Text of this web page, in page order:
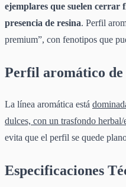
ejemplares que suelen cerrar
presencia de resina. Perfil
premium”, con fenotipos que
Perfil aromático
La línea aromática está
dulces, con un trasfondo herbal/
evita que el perfil se quede
Especificaciones